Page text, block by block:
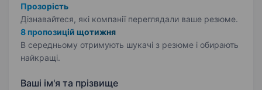
Прозорість
Дізнавайтеся, які компанії переглядали ваше резюме.
8 пропозицій щотижня
В середньому отримують шукачі з резюме і обирають
найкращі.
Ваші ім'я та прізвище